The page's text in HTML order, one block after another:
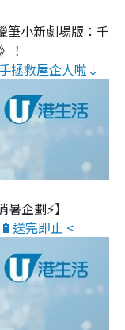
筆小新劇場版：千
！
拯救屋企人啦↓
企劃⚡】
送完即止 <